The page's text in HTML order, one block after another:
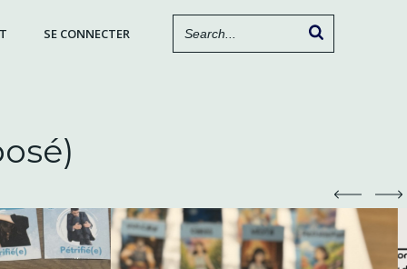
SE CONNECTER